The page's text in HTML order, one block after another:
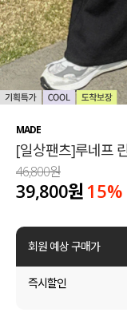
하객룩
살안타템
110사이즈
티셔츠
팬츠
셔츠
원피스
MADE
[일상팬츠]루네프
46,800원
39,800원 15%
회원 예상 구매가
즉시할인